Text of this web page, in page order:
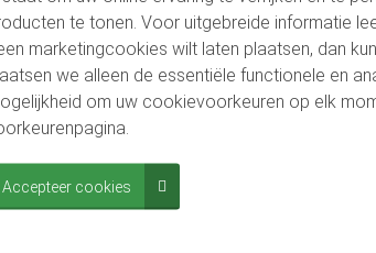
of een uitgebreid tapas kerstpakket, een
opties
onze kerstpakketten is de mogelijkheid
bij de smaak en voorkeuren van hun
zorgen ervoor dat elk pakket
Idee de optie om je bedrijfslogo en naam toe
merk op een stijlvolle manier promoot. Een
te tonen. Voor uitgebreide informatie
marketingcookies wilt laten plaatsen, dan
we alleen de essentiële functionele en
om uw cookievoorkeuren op elk
Accepteer cookies